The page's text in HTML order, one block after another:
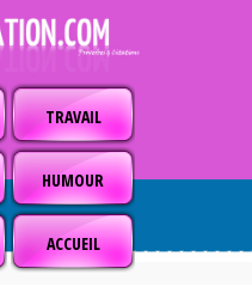
TRAVAIL
HUMOUR
ACCUEIL